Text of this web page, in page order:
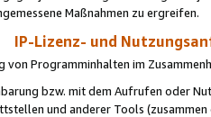
Maßnahmen zu ergreifen.
IP-Lizenz- und
von Programminhalten im
bzw. mit dem Aufrufen oder
und anderer Tools (zusammen